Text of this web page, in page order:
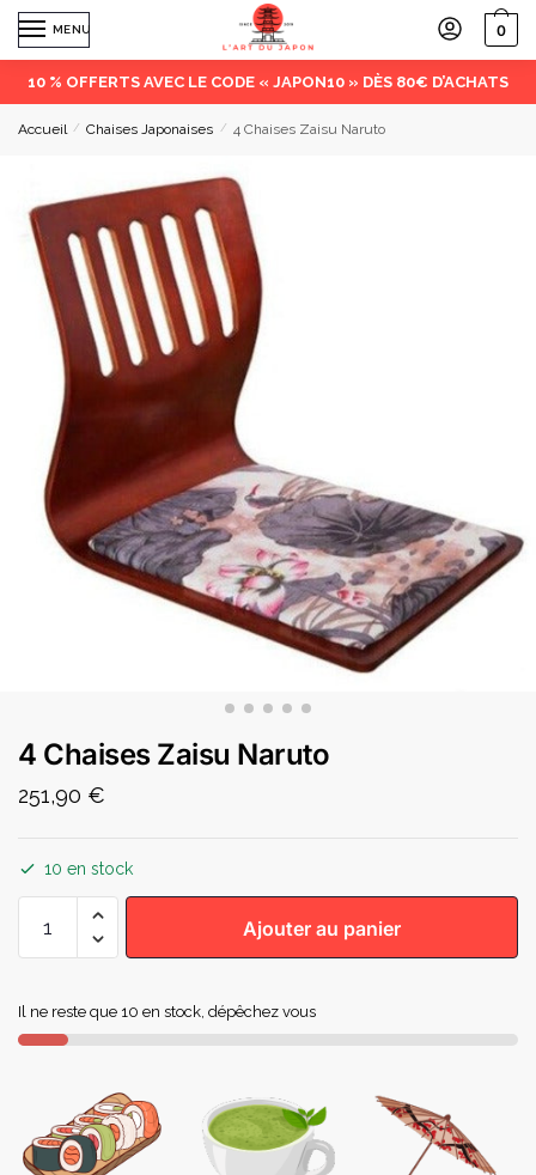
MENU 0
10 % OFFERTS AVEC LE CODE « JAPON10 » DÈS 80€ D’ACHATS
Accueil / Chaises Japonaises / 4 Chaises Zaisu Naruto
4 Chaises Zaisu Naruto
251,90 €
10 en stock
Ajouter au panier
Il ne reste que 10 en stock, dépêchez vous